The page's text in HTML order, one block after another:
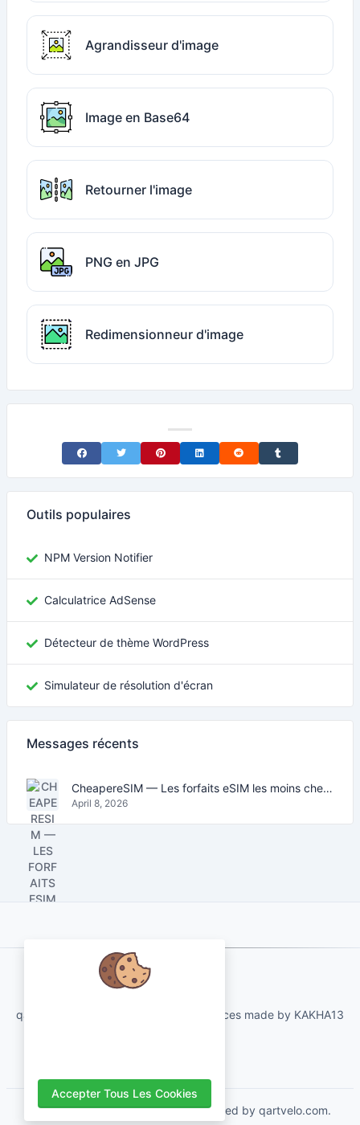
Agrandisseur d'image
Image en Base64
Retourner l'image
PNG en JPG
Redimensionneur d'image
Share on Facebook
Share on TwitterShare on Pinterest
Share on LinkedIn
Share on RedditShare on Tumblr
Outils populaires
NPM Version Notifier
Calculatrice AdSense
Détecteur de thème WordPress
Simulateur de résolution d'écran
Messages récents
CheapereSIM — Les forfaits eSIM les moins chers pour voyager en 2026
April 8, 2026
qartvelo.com free online tools and services made by KAKHA13
Copyrights © 2026. All Rights Reserved by qartvelo.com.
Accepter Tous Les Cookies